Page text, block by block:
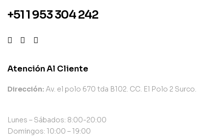
+51 1 953 304 242
Atención Al Cliente
Dirección: Av. el polo 670 tda B102. CC. El Polo 2 Surco.
Lunes – Sábados: 8:00-20:00
Domingos: 10:00 – 19:00